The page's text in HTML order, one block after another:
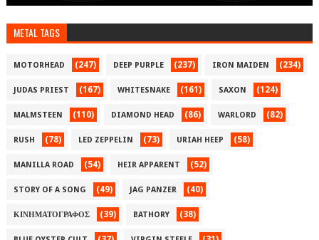
METAL TAGS
MOTORHEAD (247) DEEP PURPLE (237) IRON MAIDEN (234)
JUDAS PRIEST (167) WHITESNAKE (161) SAXON (124)
MALMSTEEN (110) DIAMOND HEAD (86) WARLORD (82)
RUSH (78) LED ZEPPELIN (73) URIAH HEEP (58)
MANILLA ROAD (54) HEIR APPARENT (52)
STORY OF A SONG (49) JAG PANZER (40)
ΚΙΝΗΜΑΤΟΓΡΑΦΟΣ (39) BATHORY (38)